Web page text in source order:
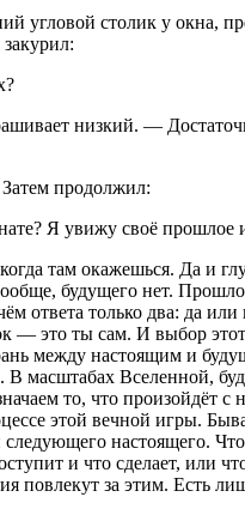
угловой столик у окна,
курил:
низкий. —
продолжил:
Я увижу своё прошлое
там окажешься. Да и
будущего нет.
ответа только два: да
— это ты сам. И выбор
между настоящим и
В масштабах Вселенной,
то, что произойдёт
этой вечной игры.
следующего настоящего.
и что сделает, или
повлекут за этим. Есть